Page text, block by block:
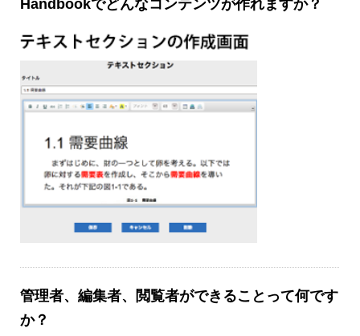
Handbookでどんなコンテンツが作れますか？
管理者、編集者、閲覧者ができることって何です
か？